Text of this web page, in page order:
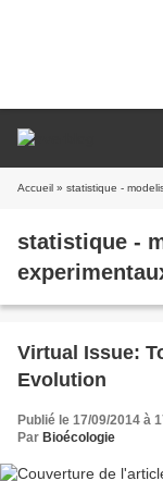
Accueil » statistique -
statistique -
Virtual Issue:
Evolution
Publié le 17/09/2014 à
Par Bioécologie